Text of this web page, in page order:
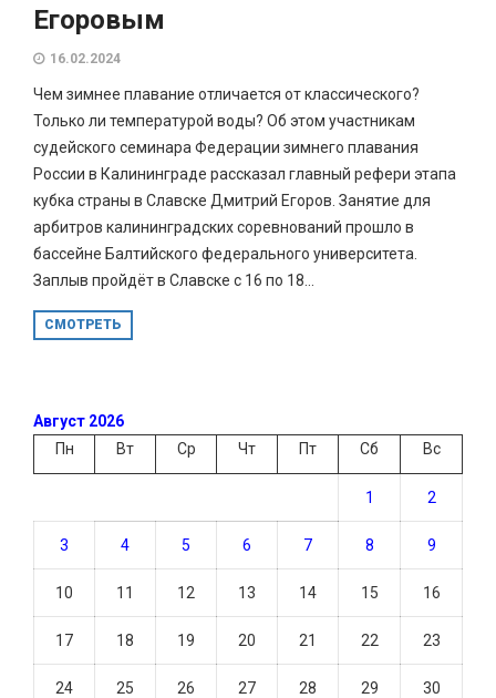
Егоровым
16.02.2024
Чем зимнее плавание отличается от классического?
Только ли температурой воды? Об этом участникам
судейского семинара Федерации зимнего плавания
России в Калининграде рассказал главный рефери этапа
кубка страны в Славске Дмитрий Егоров. Занятие для
арбитров калининградских соревнований прошло в
бассейне Балтийского федерального университета.
Заплыв пройдёт в Славске с 16 по 18...
СМОТРЕТЬ
Август 2026
Пн
Вт Ср Чт Пт Сб Вс
1 2
3 4 5 6 7 8 9
10 11 12 13 14 15 16
17 18 19 20 21 22 23
24 25 26 27 28 29 30